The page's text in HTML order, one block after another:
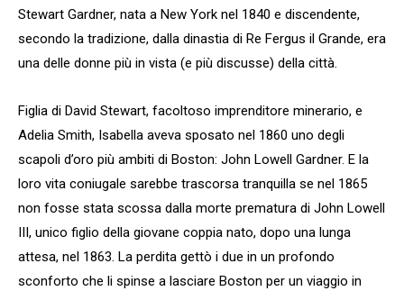
Stewart Gardner, nata a New York nel 1840 e discendente,
secondo la tradizione, dalla dinastia di Re Fergus il Grande, era
una delle donne più in vista (e più discusse) della città.
Figlia di David Stewart, facoltoso imprenditore minerario, e
Adelia Smith, Isabella aveva sposato nel 1860 uno degli
scapoli d’oro più ambiti di Boston: John Lowell Gardner. E la
loro vita coniugale sarebbe trascorsa tranquilla se nel 1865
non fosse stata scossa dalla morte prematura di John Lowell
III, unico figlio della giovane coppia nato, dopo una lunga
attesa, nel 1863. La perdita gettò i due in un profondo
sconforto che li spinse a lasciare Boston per un viaggio in